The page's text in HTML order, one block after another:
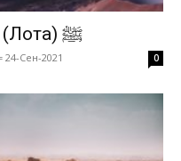
История пророка Лута (Лота) ﷺ
24-Сен-2021 0